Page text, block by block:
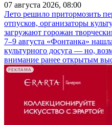
07 августа 2026, 08:00
Лето решило притормозить
отпусков, организаторы
загружают горожан
7–9 августа «Фонтанка»
культурного досуга — но,
внимание ранее открытым
РЕКЛАМА